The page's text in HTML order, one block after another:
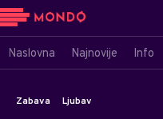
Naslovna Najnovije Info
Zabava Ljubav